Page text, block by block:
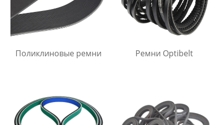
Поликлиновые ремни Ремни Optibelt